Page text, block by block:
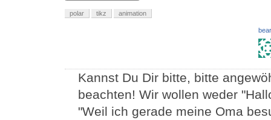
polar tikz animation
Kannst Du Dir bitte, bitte
beachten! Wir wollen weder
"Weil ich gerade meine Oma